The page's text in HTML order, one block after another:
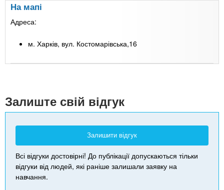
На мапі
Адреса:
м. Харків, вул. Костомарівська,16
Залиште свій відгук
Залишити відгук
Всі відгуки достовірні! До публікації допускаються тільки
відгуки від людей, які раніше залишали заявку на
навчання.